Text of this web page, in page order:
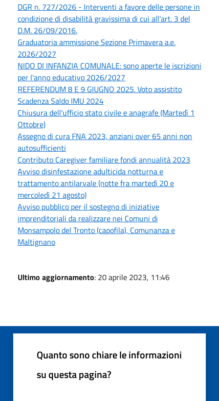
DGR n. 727/2026 - Interventi a favore delle persone in
condizione di disabilità gravissima di cui all'art. 3 del
D.M. 26/09/2016.
Graduatoria ammissione Sezione Primavera a.e.
2026/2027
NIDO DI INFANZIA COMUNALE: sono aperte le iscrizioni
per l'anno educativo 2026/2027
REFERENDUM 8 E 9 GIUGNO 2025. Voto assistito
Scadenza Saldo IMU 2024
Chiusura dell'ufficio stato civile e anagrafe (Martedì 1
Ottobre)
Assegno di cura FNA 2023, anziani over 65 anni non
autosufficienti
Contributo Caregiver familiare fondi annualità 2023
Avviso disinfestazione adulticida notturna e
trattamento antilarvale (notte fra martedì 20 e
mercoledì 21 agosto)
Avviso pubblico per il sostegno di iniziative
imprenditoriali da realizzare nei Comuni di
Monsampolo del Tronto (capofila), Comunanza e
Maltignano
Ultimo aggiornamento: 20 aprile 2023, 11:46
Quanto sono chiare le informazioni
su questa pagina?